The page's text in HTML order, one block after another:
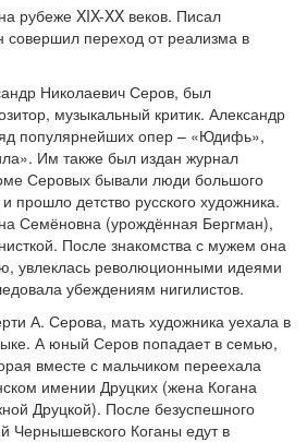
рубеже XIX-XX веков. Писал
совершил переход от реализма в
Николаевич Серов, был
музыкальный критик. Александр
популярнейших опер – «Юдифь»,
Им также был издан журнал
Серовых бывали люди большого
и прошло детство русского художника.
Семёновна (урождённая Бергман),
После знакомства с мужем она
увлеклась революционными идеями
убеждениям нигилистов.
А. Серова, мать художника уехала в
А юный Серов попадает в семью,
вместе с мальчиком переехала
имении Друцких (жена Когана
Друцкой). После безуспешного
Чернышевского Коганы едут в